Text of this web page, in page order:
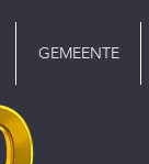
GEMEENTE